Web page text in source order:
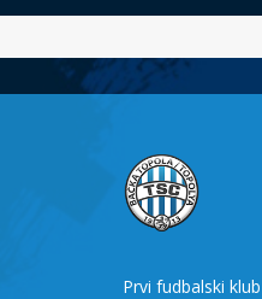
Prvi fudbalski